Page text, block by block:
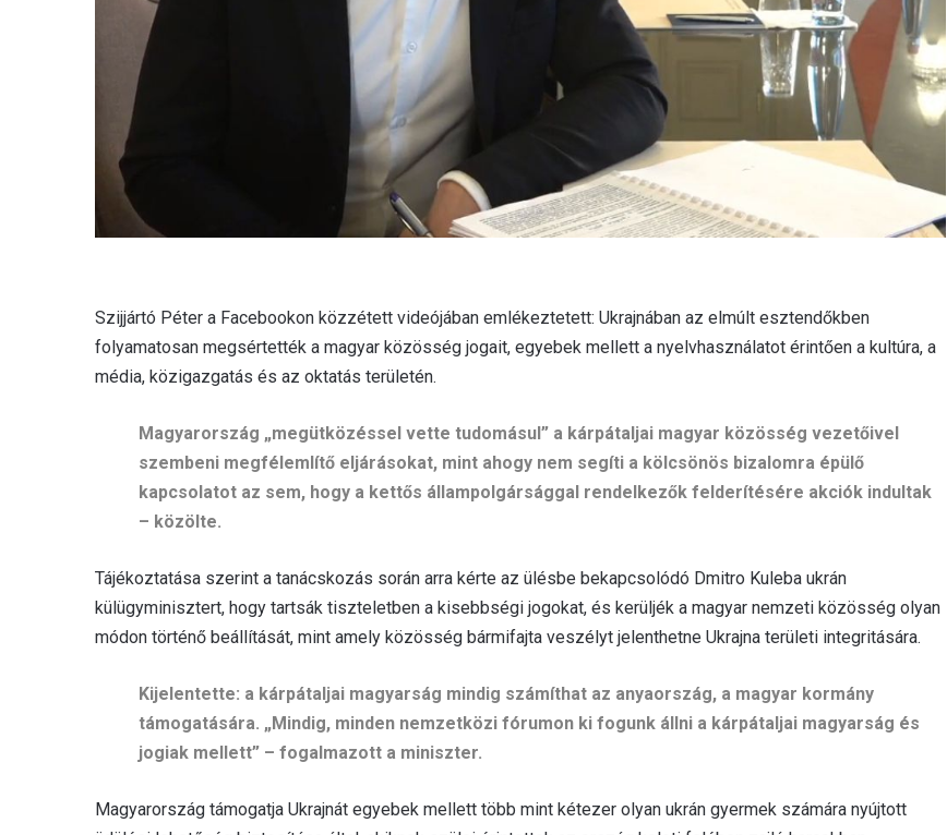
Szijjártó Péter a Facebookon közzétett videójában emlékeztetett: Ukrajnában az elmúlt esztendőkben
folyamatosan megsértették a magyar közösség jogait, egyebek mellett a nyelvhasználatot érintően a kultúra, a
média, közigazgatás és az oktatás területén.
Magyarország „megütközéssel vette tudomásul” a kárpátaljai magyar közösség vezetőivel
szembeni megfélemlítő eljárásokat, mint ahogy nem segíti a kölcsönös bizalomra épülő
kapcsolatot az sem, hogy a kettős állampolgársággal rendelkezők felderítésére akciók indultak
– közölte.
Tájékoztatása szerint a tanácskozás során arra kérte az ülésbe bekapcsolódó Dmitro Kuleba ukrán
külügyminisztert, hogy tartsák tiszteletben a kisebbségi jogokat, és kerüljék a magyar nemzeti közösség olyan
módon történő beállítását, mint amely közösség bármifajta veszélyt jelenthetne Ukrajna területi integritására.
Kijelentette: a kárpátaljai magyarság mindig számíthat az anyaország, a magyar kormány
támogatására. „Mindig, minden nemzetközi fórumon ki fogunk állni a kárpátaljai magyarság és
jogiak mellett” – fogalmazott a miniszter.
Magyarország támogatja Ukrajnát egyebek mellett több mint kétezer olyan ukrán gyermek számára nyújtott